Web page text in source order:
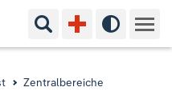
Suchbegriff eingeben
Hoher
Zentralbereiche